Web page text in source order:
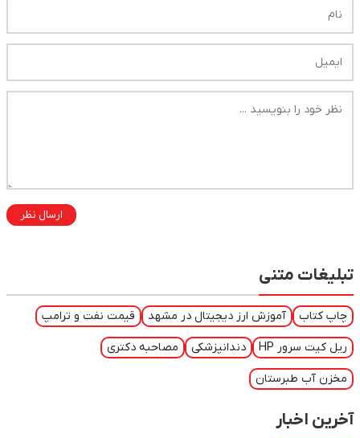
ارسال نظر
تبلیغات متنی
چاپ کتاب آموزش ارز دیجیتال در مشهد قیمت نفت و ترامپ
ریل کیت سرور HP دندانپزشکی مصاحبه دکتری
مخزن آب طبرستان
آخرین اخبار